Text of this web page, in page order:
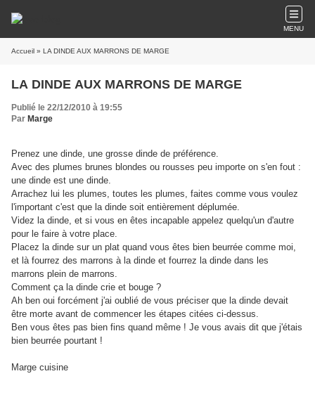
MENU
Accueil » LA DINDE AUX MARRONS DE MARGE
LA DINDE AUX MARRONS DE MARGE
Publié le 22/12/2010 à 19:55
Par Marge
Prenez une dinde, une grosse dinde de préférence.
Avec des plumes brunes blondes ou rousses peu importe on s'en fout :
une dinde est une dinde.
Arrachez lui les plumes, toutes les plumes, faites comme vous voulez
l'important c'est que la dinde soit entièrement déplumée.
Videz la dinde, et si vous en êtes incapable appelez quelqu'un d'autre
pour le faire à votre place.
Placez la dinde sur un plat quand vous êtes bien beurrée comme moi,
et là fourrez des marrons à la dinde et fourrez la dinde dans les
marrons plein de marrons.
Comment ça la dinde crie et bouge ?
Ah ben oui forcément j'ai oublié de vous préciser que la dinde devait
être morte avant de commencer les étapes citées ci-dessus.
Ben vous êtes pas bien fins quand même ! Je vous avais dit que j'étais
bien beurrée pourtant !
Marge cuisine